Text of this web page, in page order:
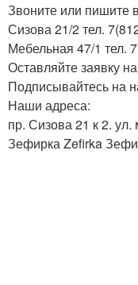
Звоните или пишите
Сизова 21/2 тел.
Мебельная 47/1 тел.
Оставляйте заявку
Подписывайтесь на
Наши адреса:
пр. Сизова 21 к 2.
Зефирка Zefirka